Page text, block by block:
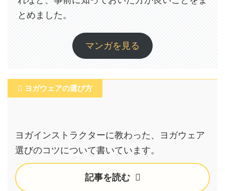
とめました。
マンガを見る
ヨガウェアの選び方
ヨガインストラクターに教わった、ヨガウェア
選びのコツについて書いています。
記事を読む